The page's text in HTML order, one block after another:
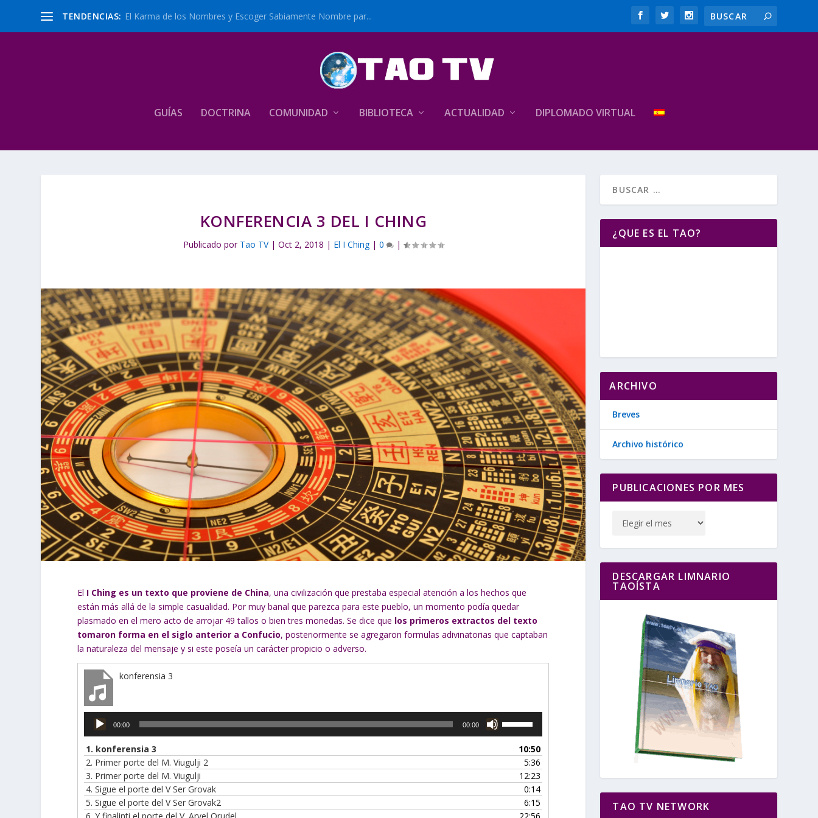
TENDENCIAS: El Karma de los Nombres y Escoger Sabiamente Nombre par...
GUÍAS DOCTRINA COMUNIDAD BIBLIOTECA ACTUALIDAD DIPLOMADO VIRTUAL
KONFERENCIA 3 DEL I CHING
Publicado por Tao TV| Oct 2, 2018 | El I Ching| 0 |
El I Ching es un texto que proviene de China, una civilización que prestaba especial atención a los hechos que
están más allá de la simple casualidad. Por muy banal que parezca para este pueblo, un momento podía quedar
plasmado en el mero acto de arrojar 49 tallos o bien tres monedas. Se dice que los primeros extractos del texto
tomaron forma en el siglo anterior a Confucio, posteriormente se agregaron formulas adivinatorias que captaban
la naturaleza del mensaje y si este poseía un carácter propicio o adverso.
konferensia 3
Reproductor
audio
00:00 00:00
t
l
i
z
a
l
1. konferensia 3
10:50
2. Primer porte del M. Viugulji 2
5:36
3. Primer porte del M. Viugulji
12:23
4.Sigue el porte del V Ser Grovak
0:14
5.Sigue el porte del V Ser Grovak2
6:15
6.Y finalinti el porte del V. Arvel Orudel 22:56
¿QUE ES EL TAO?
ARCHIVO
Breves
Archivo histórico
PUBLICACIONES POR MES
DESCARGAR LIMNARIO
TAOÍSTA
TAO TV NETWORK